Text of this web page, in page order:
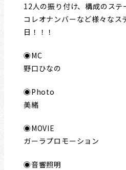
12人の振り付け、構成のステ
コレオナンバーなど様々なス
日！！！
◉MC
野口ひなの
◉Photo
美緒
◉MOVIE
ガーラプロモーション
◉音響照明